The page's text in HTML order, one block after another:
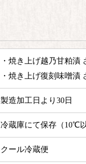
・焼き上げ越乃甘粕漬
・焼き上げ復刻味噌漬
製造加工日より30日
冷蔵庫にて保存（10℃以
クール冷蔵便